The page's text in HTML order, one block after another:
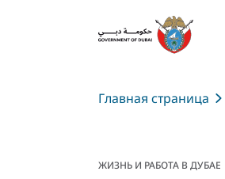
Главная страница
ЖИЗНЬ И РАБОТА В ДУБАЕ